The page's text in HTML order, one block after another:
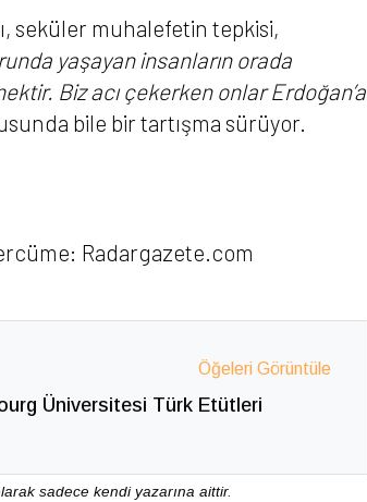
seküler muhalefetin tepkisi,
yaşayan insanların orada
Biz acı çekerken onlar Erdoğan’a
bile bir tartışma sürüyor.
Radargazete.com
Öğeleri Görüntüle
Üniversitesi Türk Etütleri
sadece kendi yazarına aittir.